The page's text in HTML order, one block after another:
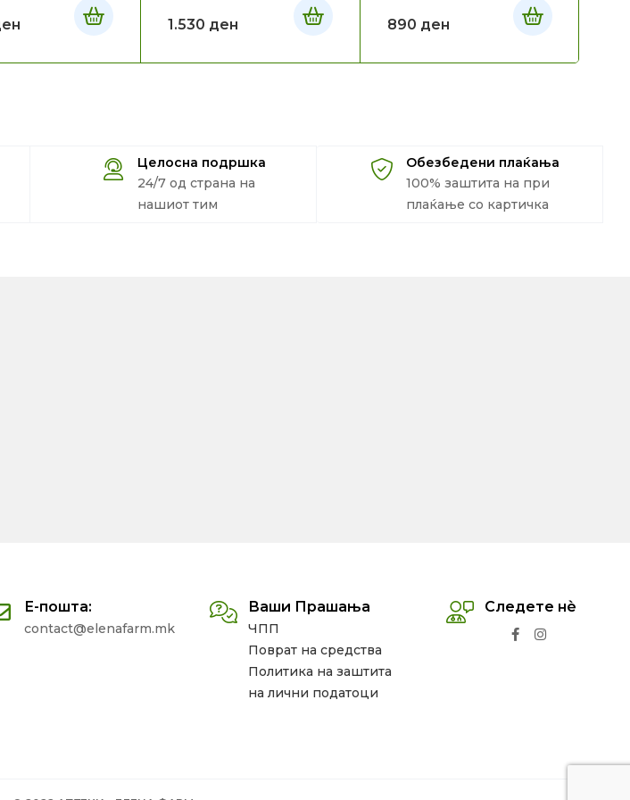
1.530 ден 890 ден
Целосна подршка
24/7 од страна на
нашиот тим
Обезбедени плаќања
100% заштита на при
плаќање со картичка
Е-пошта:
contact@elenafarm.mk
Ваши Прашања
ЧПП
Поврат на средства
Политика на заштита
на лични податоци
Следете нѐ